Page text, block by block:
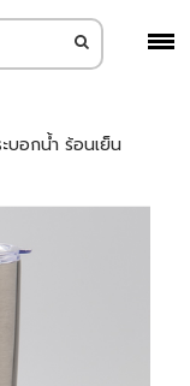
บอกน้ำ ร้อนเย็น